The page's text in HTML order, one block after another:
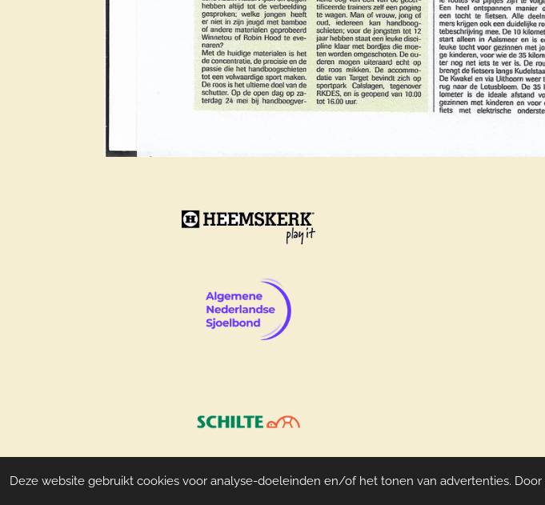
Deze website gebruikt cookies voor analyse-doeleinden en/of het tonen van advertenties.
© 2009 - 2026 Sjoelclub-aalsmeer.nl